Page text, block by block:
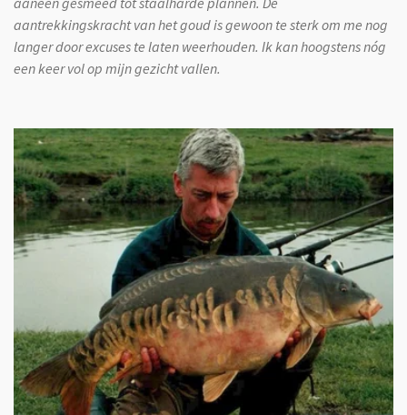
aantrekkingskracht van het goud is gewoon te sterk om me nog
langer door excuses te laten weerhouden. Ik kan hoogstens nóg
een keer vol op mijn gezicht vallen.